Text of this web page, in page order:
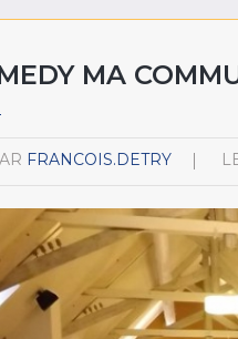
MA
FRANCOIS.DETRY